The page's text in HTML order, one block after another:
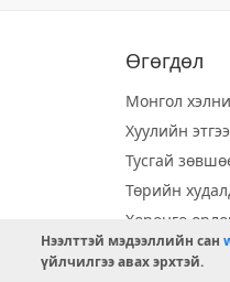
Өгөгдөл
Монгол
Хуулийн
Тусгай
Төрийн
Хөрөнгө
Орон
Нээлттэй мэдээллийн сан
үйлчилгээ авах эрхтэй.